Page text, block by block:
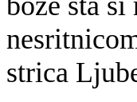
strica